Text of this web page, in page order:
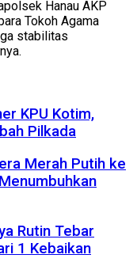
Hanau AKP
Tokoh Agama
stabilitas
KPU Kotim,
Pilkada
Merah Putih ke
Rutin Tebar
1 Kebaikan